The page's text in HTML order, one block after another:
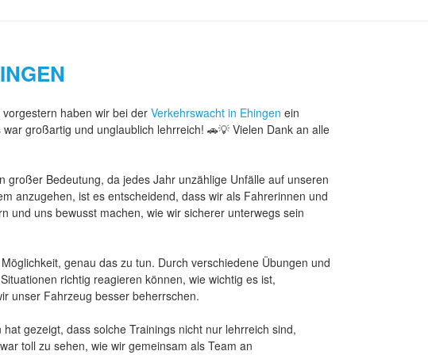
haben wir bei derVerkehrswacht in Ehingen ein
großartig und unglaublich lehrreich! 🚗💡 Vielen Dank an alle
großer Bedeutung, da jedes Jahr unzählige Unfälle auf unseren
anzugehen, ist es entscheidend, dass wir als Fahrerinnen und
und uns bewusst machen, wie wir sicherer unterwegs sein
genau das zu tun. Durch verschiedene Übungen und
richtig reagieren können, wie wichtig es ist,
unser Fahrzeug besser beherrschen.
gezeigt, dass solche Trainings nicht nur lehrreich sind,
toll zu sehen, wie wir gemeinsam als Team an